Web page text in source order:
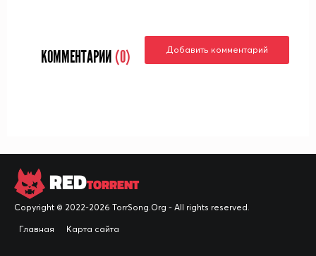
КОММЕНТАРИИ (0) Добавить комментарий
REDTORRENT
Copyright © 2022-2026 TorrSong.Org - All rights reserved.
Главная Карта сайта